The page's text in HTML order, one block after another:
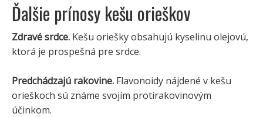
Ďalšie prínosy kešu orieškov
Zdravé srdce. Kešu oriešky obsahujú kyselinu olejovú,
ktorá je prospešná pre srdce.
Predchádzajú rakovine. Flavonoidy nájdené v kešu
orieškoch sú známe svojím protirakovinovým
účinkom.